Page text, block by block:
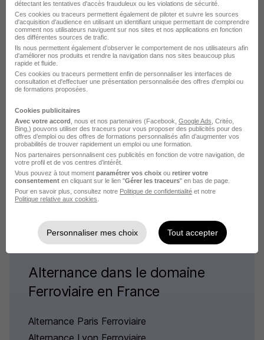
Alternance Grenoble Santé
Alternance Grenoble Informatique
Alternance Grenoble Vente
Voir plus
Alternance par métier dans le
domaine Ferroviaire à Grenoble
Alternance Grenoble Chef de bord
Alternance dans le domaine
Ferroviaire en France
Alternance Paris Ferroviaire
détectant les tentatives d'accès frauduleux ou les violations de sécurité.
Ces cookies ou traceurs permettent également de piloter et suivre les sources
d'acquisition d'audience en utilisant un identifiant unique permettant de comprendre
comment nos utilisateurs naviguent sur nos sites et nos applications en fonction
des différentes sources de trafic.
Ils nous permettent également d’observer le comportement de nos utilisateurs afin
d'améliorer nos produits et rendre la navigation dans nos sites beaucoup plus
rapide et fluide.
Ces cookies ou traceurs permettent enfin de personnaliser les interfaces de
consultation et d'effectuer une présentation personnalisée des offres d'emploi ou
de formations proposées.
Cookies publicitaires
Avec votre accord , nous et nos partenaires (Facebook, Google Ads , Critéo,
Bing,) pouvons utiliser des traceurs pour vous proposer des publicités pour des
offres d’emploi ou des offres de formations personnalisés afin d’augmenter vos
probabilités de trouver rapidement un emploi ou une formation.
Nos partenaires personnalisent ces publicités en fonction de votre navigation, de
votre profil et de vos centres d’intérêt.
Vous pouvez à tout moment paramétrer vos choix ou retirer votre
consentement en cliquant sur le lien "Gérer les traceurs" en bas de page.
Pour en savoir plus, consultez notre Politique de confidentialité et notre
Politique relative aux cookies
Personnaliser mes choix Tout accepter